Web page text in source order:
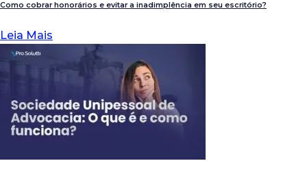
Como cobrar honorários e evitar a inadimplência em seu escritório?
Leia Mais